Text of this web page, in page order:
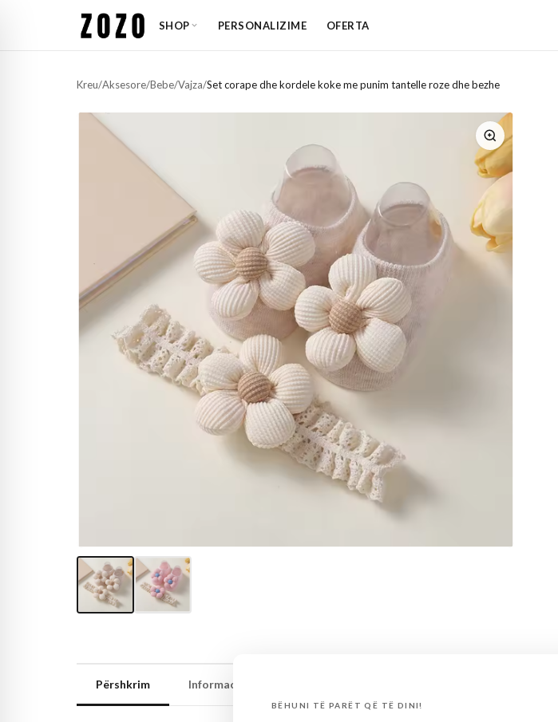
SHOP PERSONALIZIME OFERTA
Kreu/Aksesore/Bebe/Vajza/Set corape dhe kordele koke me punim tantelle roze dhe bezhe
Përshkrim Informacion shtesë
BËHUNI TË PARËT QË TË DINI!